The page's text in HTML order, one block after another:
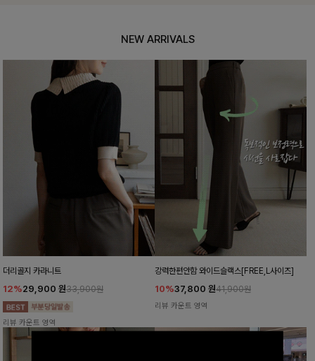
NEW ARRIVALS
더리골지 카라니트
12%29,900 원33,900원
리뷰 카운트 영역
강력한편안함 와이드슬랙스[FREE,L사이즈]
10%37,800 원41,900원
리뷰 카운트 영역